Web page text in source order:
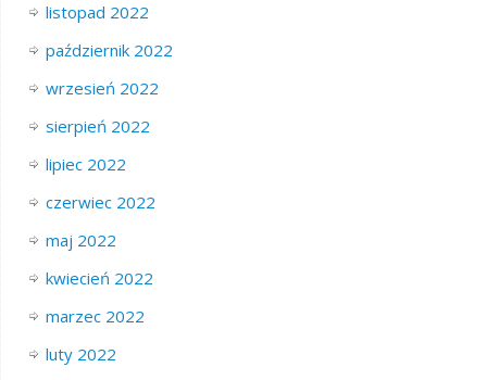
listopad 2022
październik 2022
wrzesień 2022
sierpień 2022
lipiec 2022
czerwiec 2022
maj 2022
kwiecień 2022
marzec 2022
luty 2022